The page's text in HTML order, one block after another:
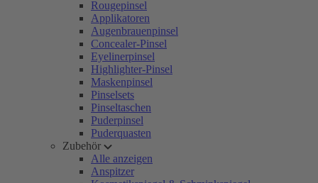
Rougepinsel
Applikatoren
Augenbrauenpinsel
Concealer-Pinsel
Eyelinerpinsel
Highlighter-Pinsel
Maskenpinsel
Pinselsets
Pinseltaschen
Puderpinsel
Puderquasten
Zubehör
Alle anzeigen
Anspitzer